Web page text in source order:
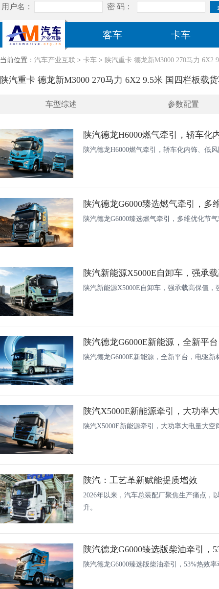
客车 卡车
当前位置： 汽车产业互联 > 卡车 > 陕汽重卡 德龙新M3000 270马力 6X2
陕汽重卡 德龙新M3000 270马力 6X2 9.5米 国四栏板载
车型综述 参数配置
陕汽德龙H6000燃气牵引，轿车化内饰、低
陕汽德龙G6000臻选燃气牵引，多维优化节
陕汽新能源X5000E自卸车，强承载高保值，
陕汽德龙G6000E新能源，全新平
陕汽德龙G6000E新能源，全新平台，电驱新
陕汽X5000E新能源牵引，大功率大电量大
陕汽：工艺革新赋能提质增效
2026年以来，汽车总装配厂聚焦生产痛点，
升。‌
陕汽德龙G6000臻选版柴油牵引，53%热效